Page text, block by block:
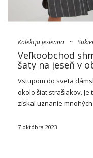
Kolekcja jesienna ~
Veľkoobchod
šaty na jeseň v
Vstupom do sveta
okolo šiat strašiakov.
získal uznanie
a sofistikovaného
7 októbra 2023